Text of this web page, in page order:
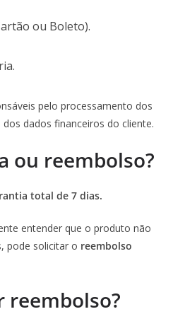
ou Boleto).
pelo processamento dos
dados financeiros do cliente.
ou reembolso?
total de 7 dias.
entender que o produto não
pode solicitar o reembolso
reembolso?